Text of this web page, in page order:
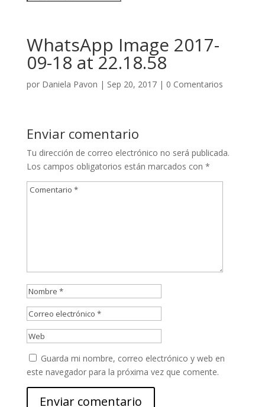
WhatsApp Image 2017-
09-18 at 22.18.58
por Daniela Pavon | Sep 20, 2017| 0 Comentarios
Enviar comentario
Tu dirección de correo electrónico no será publicada.
Los campos obligatorios están marcados con *
Guarda mi nombre, correo electrónico y web en
este navegador para la próxima vez que comente.